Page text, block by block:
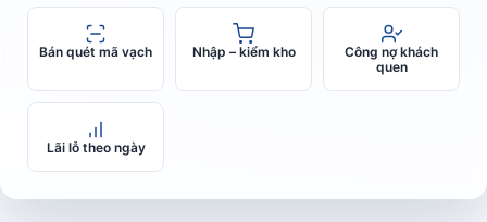
Bán quét mã vạch Nhập – kiểm kho
Công nợ khách
quen
Lãi lỗ theo ngày